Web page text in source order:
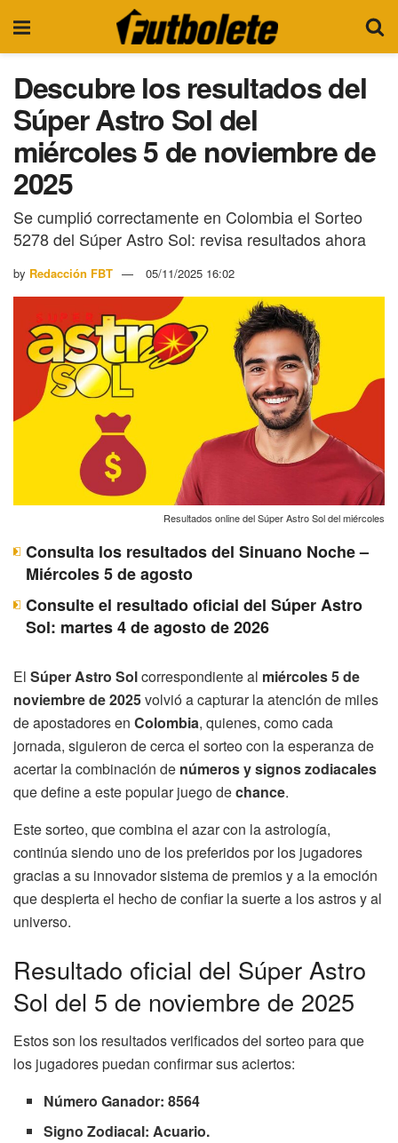
Descubre los resultados del
Súper Astro Sol del
miércoles 5 de noviembre de
2025
Se cumplió correctamente en Colombia el Sorteo
5278 del Súper Astro Sol: revisa resultados ahora
by Redacción FBT 05/11/2025 16:02
Resultados online del Súper Astro Sol del miércoles
Consulta los resultados del Sinuano Noche –
Miércoles 5 de agosto
Consulte el resultado oficial del Súper Astro
Sol: martes 4 de agosto de 2026
El Súper Astro Solcorrespondiente al miércoles 5 de
noviembre de 2025volvió a capturar la atención de miles
de apostadores en Colombia, quienes, como cada
jornada, siguieron de cerca el sorteo con la esperanza de
acertar la combinación de números y signos zodiacales
que define a este popular juego dechance.
Este sorteo, que combina el azar con la astrología,
continúa siendo uno de los preferidos por los jugadores
gracias a su innovador sistema de premios y a la emoción
que despierta el hecho de confiar la suerte a los astros y al
universo.
Resultado oficial del Súper Astro
Sol del 5 de noviembre de 2025
Estos son los resultados verificados del sorteo para que
los jugadores puedan confirmar sus aciertos:
Número Ganador: 8564
Signo Zodiacal: Acuario.